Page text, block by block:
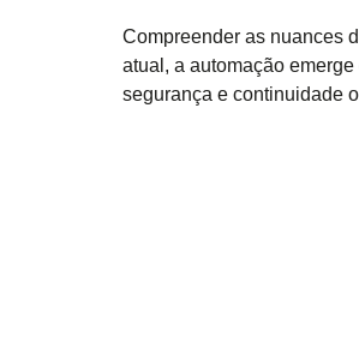
Compreender as nuances
atual, a automação
segurança e continuidade